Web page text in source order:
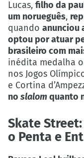
Lucas, filho da
um norueguês,
quando anunciou
optou por atuar
brasileiro com
inédita medalha
nos Jogos
e Cortina
no slalomquanto
Skate
o Penta e